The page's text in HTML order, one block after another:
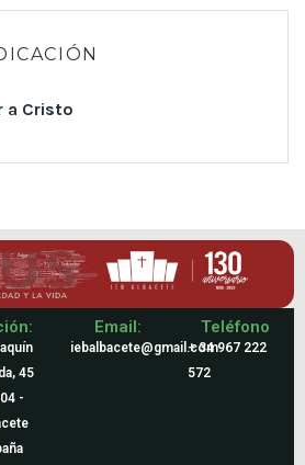
a Cristo
45
-
Email:
iebalbacete@gmail.com
Teléfono
+ 34 967 222
572